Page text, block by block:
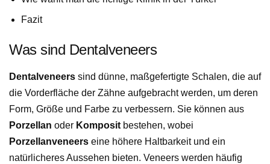
Fazit
Was sind Dentalveneers
Dentalveneers sind dünne, maßgefertigte Schalen, die auf
die Vorderfläche der Zähne aufgebracht werden, um deren
Form, Größe und Farbe zu verbessern. Sie können aus
Porzellan oder Komposit bestehen, wobei
Porzellanveneers eine höhere Haltbarkeit und ein
natürlicheres Aussehen bieten. Veneers werden häufig